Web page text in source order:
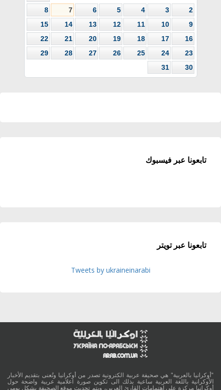
2
3
4
5
6
7
8
9
10
11
12
13
14
15
16
17
18
19
20
21
22
23
24
25
26
27
28
29
30
31
تابعونا عبر فيسبوك
تابعونا عبر تويتر
Tweets by ukraineinarabi
"أوكرانيا بالعربية" هي صحيفة عربية الكترونية تصدر من أوكرانيا وتُعنى بتقديم الأخبار
الأوكرانية باللغة العربية ساعية بذلك الى تكوين صورة اعلامية عربية واضحة حول
أوكرانيا مركزة على اهتمامات القارئ العربي، ويتم تحديث موقع الصحيفة بشكل يومي